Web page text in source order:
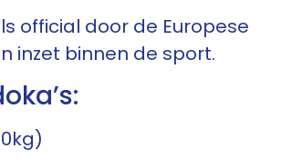
official door de Europese
inzet binnen de sport.